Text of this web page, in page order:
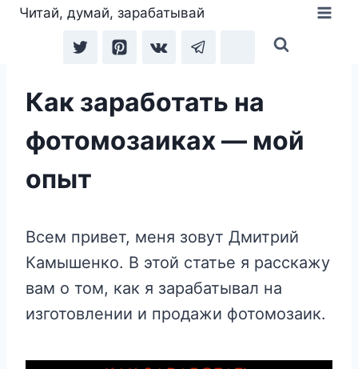
Перейти
Читай, думай, зарабатывай
Как заработать на
фотомозаиках — мой
опыт
Всем привет, меня зовут Дмитрий
Камышенко. В этой статье я расскажу
вам о том, как я зарабатывал на
изготовлении и продажи фотомозаик.